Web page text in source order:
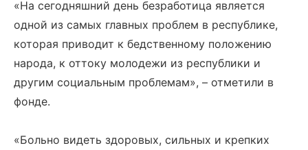
«На сегодняшний день безработица является
одной из самых главных проблем в республике,
которая приводит к бедственному положению
народа, к оттоку молодежи из республики и
другим социальным проблемам», – отметили в
фонде.
«Больно видеть здоровых, сильных и крепких